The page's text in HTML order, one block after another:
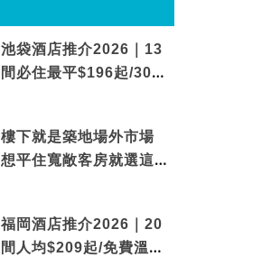
池袋酒店推介2026｜13
間必住最平$196起/30秒
樓下就是築地場外市場
想平住寬敞客房就選這間
福岡酒店推介2026｜20
間人均$209起/免費溫泉/